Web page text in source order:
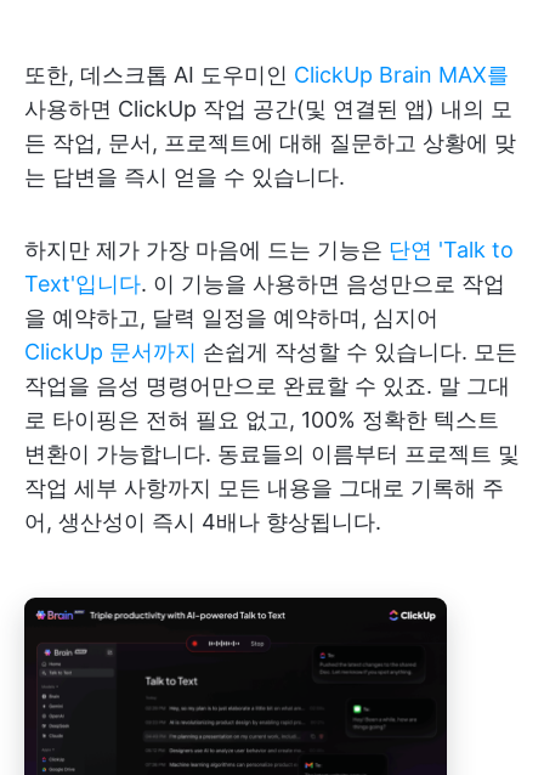
또한, 데스크톱 AI 도우미인 ClickUp Brain MAX를
사용하면 ClickUp 작업 공간(및 연결된 앱) 내의 모
든 작업, 문서, 프로젝트에 대해 질문하고 상황에 맞
는 답변을 즉시 얻을 수 있습니다.
하지만 제가 가장 마음에 드는 기능은 단연 'Talk to
Text'입니다. 이 기능을 사용하면 음성만으로 작업
을 예약하고, 달력 일정을 예약하며, 심지어
ClickUp 문서까지 손쉽게 작성할 수 있습니다. 모든
작업을 음성 명령어만으로 완료할 수 있죠. 말 그대
로 타이핑은 전혀 필요 없고, 100% 정확한 텍스트
변환이 가능합니다. 동료들의 이름부터 프로젝트 및
작업 세부 사항까지 모든 내용을 그대로 기록해 주
어, 생산성이 즉시 4배나 향상됩니다.